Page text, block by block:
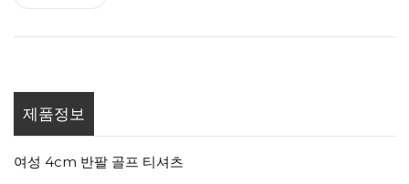
제품정보
여성 4cm 반팔 골프 티셔츠